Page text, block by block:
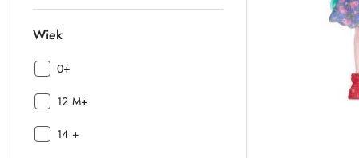
Wiek
Wiek:
0+
Wiek:
12 M+
Wiek:
14 +